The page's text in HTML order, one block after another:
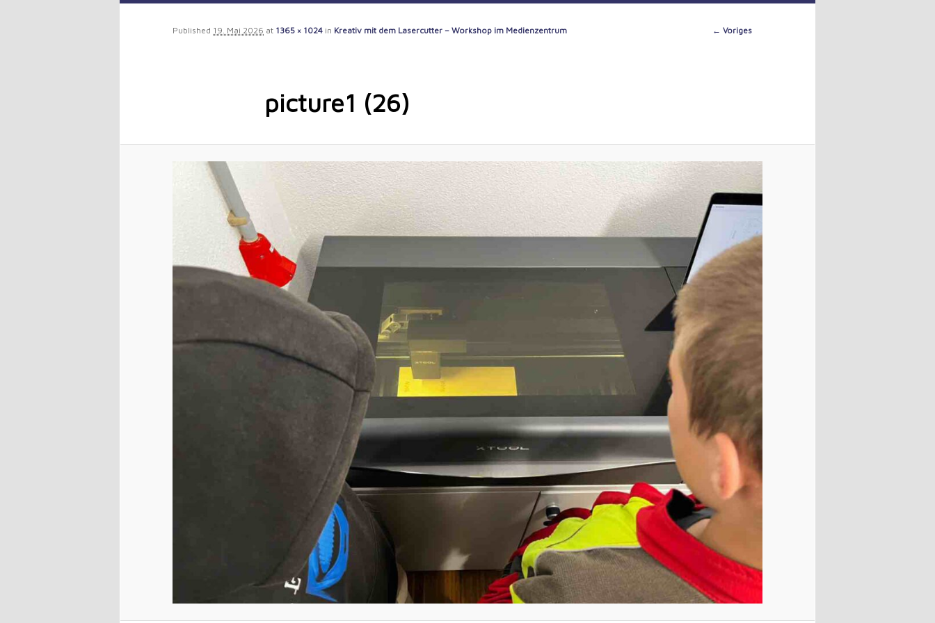
Image
← Voriges
picture1 (26)
Published 19. Mai 2026 at 1365 × 1024 in Kreativ mit dem Lasercutter – Workshop im Medienzentrum